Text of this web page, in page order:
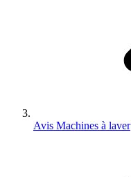
Avis Machines à laver